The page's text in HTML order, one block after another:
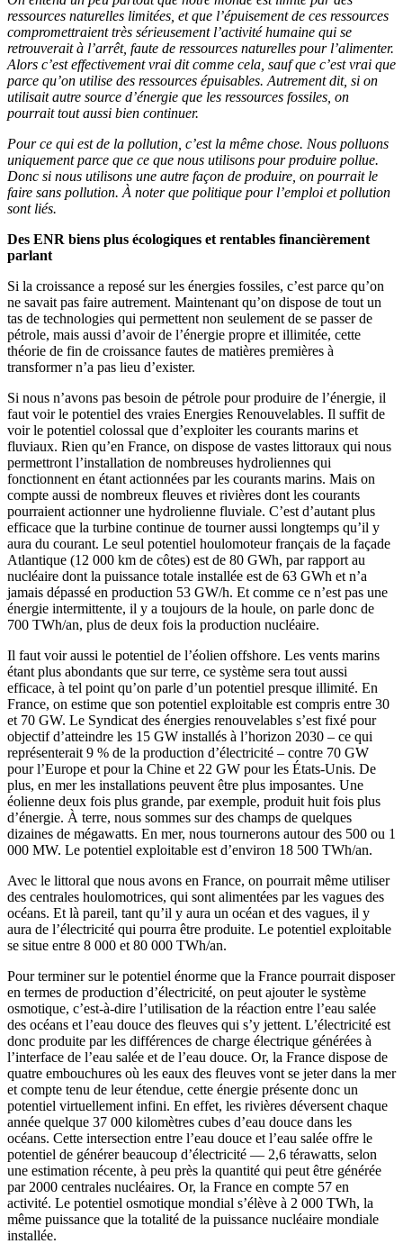
ressources naturelles limitées, et que l’épuisement de ces ressources
compromettraient très sérieusement l’activité humaine qui se
retrouverait à l’arrêt, faute de ressources naturelles pour l’alimenter.
Alors c’est effectivement vrai dit comme cela, sauf que c’est vrai que
parce qu’on utilise des ressources épuisables. Autrement dit, si on
utilisait autre source d’énergie que les ressources fossiles, on
pourrait tout aussi bien continuer.
Pour ce qui est de la pollution, c’est la même chose. Nous polluons
uniquement parce que ce que nous utilisons pour produire pollue.
Donc si nous utilisons une autre façon de produire, on pourrait le
faire sans pollution. À noter que politique pour l’emploi et pollution
sont liés.
Des ENR biens plus écologiques et rentables financièrement
parlant
Si la croissance a reposé sur les énergies fossiles, c’est parce qu’on
ne savait pas faire autrement. Maintenant qu’on dispose de tout un
tas de technologies qui permettent non seulement de se passer de
pétrole, mais aussi d’avoir de l’énergie propre et illimitée, cette
théorie de fin de croissance fautes de matières premières à
transformer n’a pas lieu d’exister.
Si nous n’avons pas besoin de pétrole pour produire de l’énergie, il
faut voir le potentiel des vraies Energies Renouvelables. Il suffit de
voir le potentiel colossal que d’exploiter les courants marins et
fluviaux. Rien qu’en France, on dispose de vastes littoraux qui nous
permettront l’installation de nombreuses hydroliennes qui
fonctionnent en étant actionnées par les courants marins. Mais on
compte aussi de nombreux fleuves et rivières dont les courants
pourraient actionner une hydrolienne fluviale. C’est d’autant plus
efficace que la turbine continue de tourner aussi longtemps qu’il y
aura du courant. Le seul potentiel houlomoteur français de la façade
Atlantique (12 000 km de côtes) est de 80 GWh, par rapport au
nucléaire dont la puissance totale installée est de 63 GWh et n’a
jamais dépassé en production 53 GW/h. Et comme ce n’est pas une
énergie intermittente, il y a toujours de la houle, on parle donc de
700 TWh/an, plus de deux fois la production nucléaire.
Il faut voir aussi le potentiel de l’éolien offshore. Les vents marins
étant plus abondants que sur terre, ce système sera tout aussi
efficace, à tel point qu’on parle d’un potentiel presque illimité. En
France, on estime que son potentiel exploitable est compris entre 30
et 70 GW. Le Syndicat des énergies renouvelables s’est fixé pour
objectif d’atteindre les 15 GW installés à l’horizon 2030 – ce qui
représenterait 9 % de la production d’électricité – contre 70 GW
pour l’Europe et pour la Chine et 22 GW pour les États-Unis. De
plus, en mer les installations peuvent être plus imposantes. Une
éolienne deux fois plus grande, par exemple, produit huit fois plus
d’énergie. À terre, nous sommes sur des champs de quelques
dizaines de mégawatts. En mer, nous tournerons autour des 500 ou 1
000 MW. Le potentiel exploitable est d’environ 18 500 TWh/an.
Avec le littoral que nous avons en France, on pourrait même utiliser
des centrales houlomotrices, qui sont alimentées par les vagues des
océans. Et là pareil, tant qu’il y aura un océan et des vagues, il y
aura de l’électricité qui pourra être produite. Le potentiel exploitable
se situe entre 8 000 et 80 000 TWh/an.
Pour terminer sur le potentiel énorme que la France pourrait disposer
en termes de production d’électricité, on peut ajouter le système
osmotique, c’est-à-dire l’utilisation de la réaction entre l’eau salée
des océans et l’eau douce des fleuves qui s’y jettent. L’électricité est
donc produite par les différences de charge électrique générées à
l’interface de l’eau salée et de l’eau douce. Or, la France dispose de
quatre embouchures où les eaux des fleuves vont se jeter dans la mer
et compte tenu de leur étendue, cette énergie présente donc un
potentiel virtuellement infini. En effet, les rivières déversent chaque
année quelque 37 000 kilomètres cubes d’eau douce dans les
océans. Cette intersection entre l’eau douce et l’eau salée offre le
potentiel de générer beaucoup d’électricité — 2,6 térawatts, selon
une estimation récente, à peu près la quantité qui peut être générée
par 2000 centrales nucléaires. Or, la France en compte 57 en
activité. Le potentiel osmotique mondial s’élève à 2 000 TWh, la
même puissance que la totalité de la puissance nucléaire mondiale
installée.